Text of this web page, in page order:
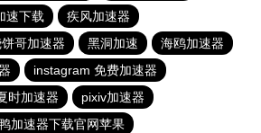
速下载
疾风加速器
哥加速器 黑洞加速
海鸥加速器
instagram 免费加速器
时加速器
pixiv加速器
加速器下载官网苹果